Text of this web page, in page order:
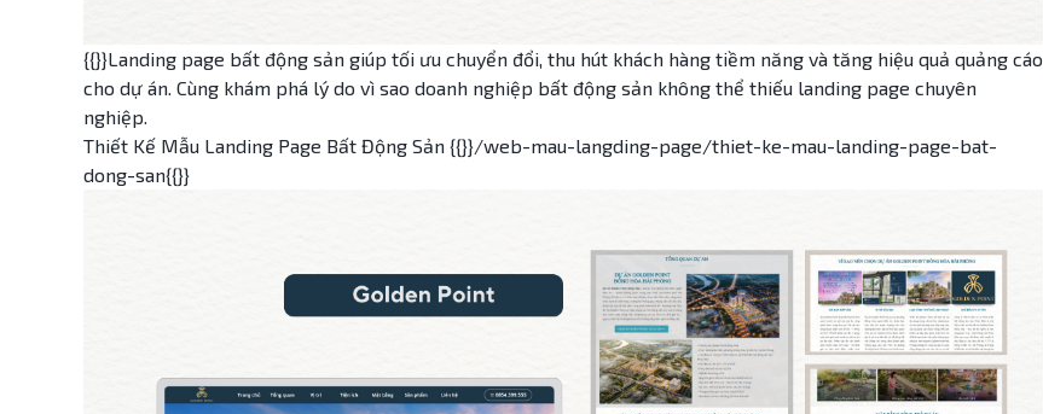
{{}}Landing page bất động sản giúp tối ưu chuyển đổi, thu hút khách hàng tiềm năng và tăng hiệu quả quảng cáo
cho dự án. Cùng khám phá lý do vì sao doanh nghiệp bất động sản không thể thiếu landing page chuyên
nghiệp.
Thiết Kế Mẫu Landing Page Bất Động Sản {{}}/web-mau-langding-page/thiet-ke-mau-landing-page-bat-
dong-san{{}}